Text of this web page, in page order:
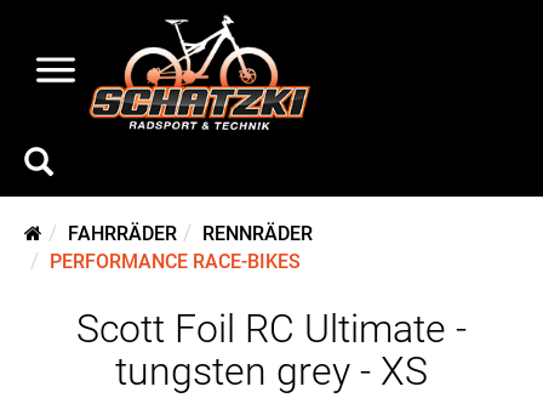
FAHRRÄDER
RENNRÄDER
PERFORMANCE RACE-BIKES
Scott Foil RC Ultimate -
tungsten grey - XS